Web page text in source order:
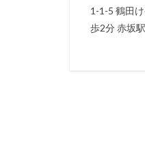
1-1-5 鶴田
歩2分 赤坂